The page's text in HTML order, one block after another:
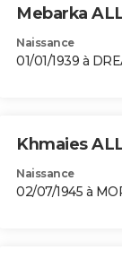
Mebarka
Naissance
01/01/1939 à
Khmaies
Naissance
02/07/1945 à